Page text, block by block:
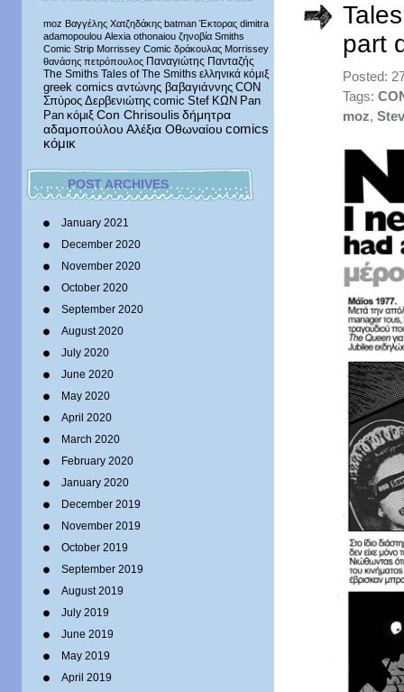
moz Βαγγέλης Χατζηδάκης batman Έκτορας dimitra
adamopoulou Alexia othonaiou ζηνοβία Smiths
Comic Strip Morrissey Comic δράκουλας Morrissey
θανάσης πετρόπουλος Παναγιώτης Πανταζής
The Smiths Tales of The Smiths ελληνικά κόμιξ
greek comics αντώνης βαβαγιάννης CON
Σπύρος Δερβενιώτης comic Stef ΚΩΝ Pan
Pan κόμιξ Con Chrisoulis δήμητρα
αδαμοπούλου Αλέξια Οθωναίου comics
κόμικ
POST ARCHIVES
January 2021
December 2020
November 2020
October 2020
September 2020
August 2020
July 2020
June 2020
May 2020
April 2020
March 2020
February 2020
January 2020
December 2019
November 2019
October 2019
September 2019
August 2019
July 2019
June 2019
May 2019
April 2019
part
Posted:
Tags:
moz,